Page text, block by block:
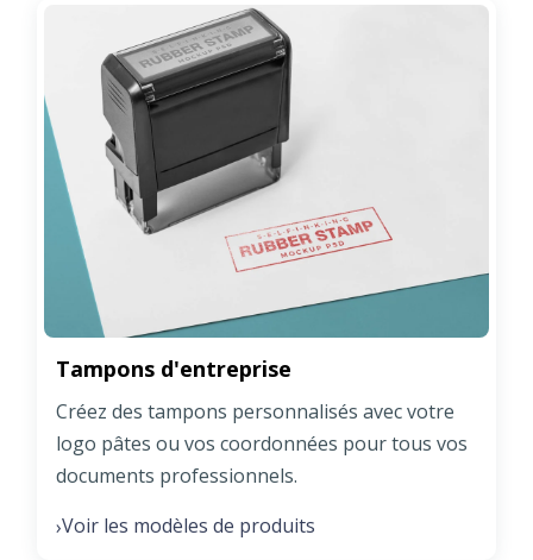
Tampons d'entreprise
Créez des tampons personnalisés avec votre
logo pâtes ou vos coordonnées pour tous vos
documents professionnels.
›Voir les modèles de produits